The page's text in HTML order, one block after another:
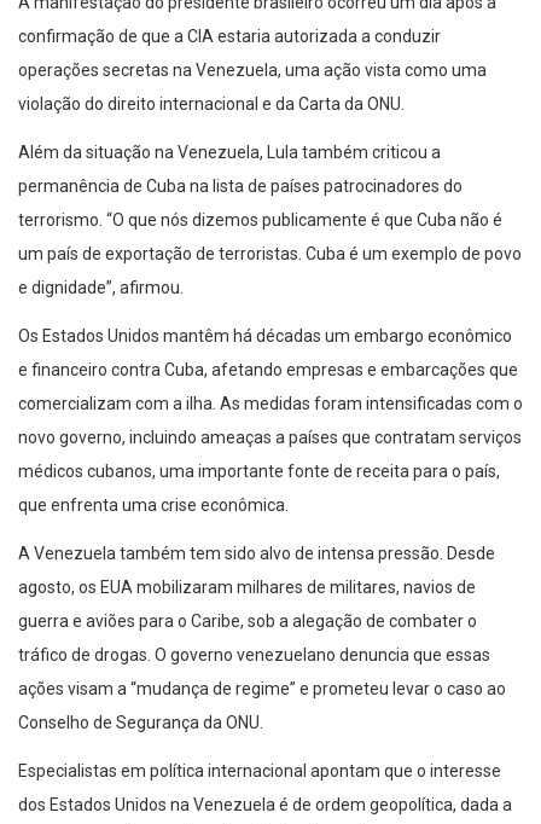
confirmação de que a CIA estaria autorizada a conduzir
operações secretas na Venezuela, uma ação vista como uma
violação do direito internacional e da Carta da ONU.
Além da situação na Venezuela, Lula também criticou a
permanência de Cuba na lista de países patrocinadores do
terrorismo. “O que nós dizemos publicamente é que Cuba não é
um país de exportação de terroristas. Cuba é um exemplo de povo
e dignidade”, afirmou.
Os Estados Unidos mantêm há décadas um embargo econômico
e financeiro contra Cuba, afetando empresas e embarcações que
comercializam com a ilha. As medidas foram intensificadas com o
novo governo, incluindo ameaças a países que contratam serviços
médicos cubanos, uma importante fonte de receita para o país,
que enfrenta uma crise econômica.
A Venezuela também tem sido alvo de intensa pressão. Desde
agosto, os EUA mobilizaram milhares de militares, navios de
guerra e aviões para o Caribe, sob a alegação de combater o
tráfico de drogas. O governo venezuelano denuncia que essas
ações visam a “mudança de regime” e prometeu levar o caso ao
Conselho de Segurança da ONU.
Especialistas em política internacional apontam que o interesse
dos Estados Unidos na Venezuela é de ordem geopolítica, dada a